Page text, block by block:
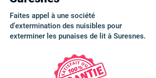
Faites appel à une société
d'extermination des nuisibles pour
exterminer les punaises de lit à Suresnes.